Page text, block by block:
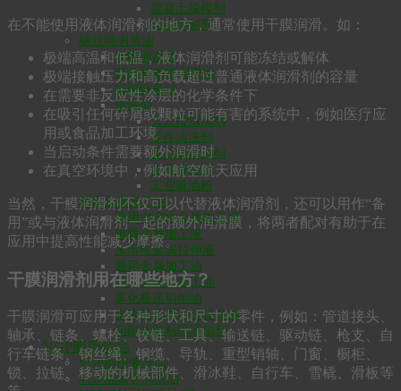
混凝土脱模剂
粉尘抑制剂
钢丝绳润滑油
钢缆润滑脂
链条和钢缆润滑油
链锯链条油
清洗剂
大豆橙清洗剂
零件清洗剂
食品级清洗剂
水基清洗剂
工业吸油粉
环保金属加工油
通用水溶性金属加工液
重载金属加工液
水溶性金属拉伸液
通用金属加工油
高强度金属加工油
雾化极压切削油
生物基金属冲压拉伸油
切削油防粘附添加剂
VGP船用油品
VGP船用液压油
VGP艉轴管润滑油
在不能使用液体润滑剂的地方，通常使用干膜润滑。如：
极端高温和低温，液体润滑剂可能冻结或解体
极端接触压力和高负载超过普通液体润滑剂的容量
在需要非反应性涂层的化学条件下
在吸引任何碎屑或颗粒可能有害的系统中，例如医疗应
用或食品加工环境
当启动条件需要额外润滑时
在真空环境中，例如航空航天应用
当然，干膜润滑剂不仅可以代替液体润滑剂，还可以用作“备
用”或与液体润滑剂一起的额外润滑膜，将两者配对有助于在
应用中提高性能减少摩擦。
干膜润滑剂用在哪些地方？
干膜润滑可应用于各种形状和尺寸的零件，例如：管道接头、
轴承、链条、螺栓、铰链、工具、输送链、驱动链、枪支、自
行车链条、钢丝绳、钢缆、导轨、重型销轴、门窗、橱柜、
锁、拉链、移动的机械部件、滑冰鞋、自行车、雪橇、滑板等